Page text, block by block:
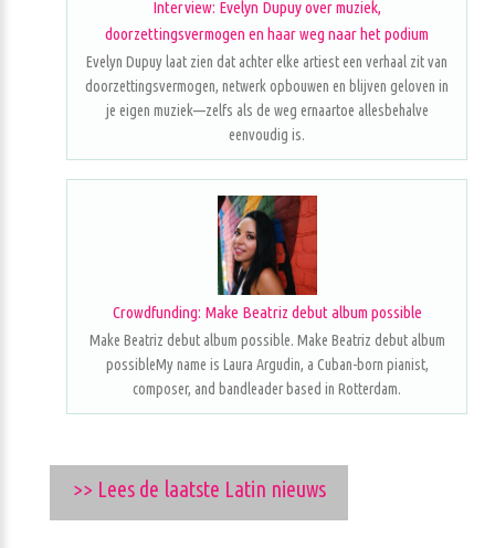
Interview: Evelyn Dupuy over muziek,
doorzettingsvermogen en haar weg naar het podium
Evelyn Dupuy laat zien dat achter elke artiest een verhaal zit van
doorzettingsvermogen, netwerk opbouwen en blijven geloven in
je eigen muziek—zelfs als de weg ernaartoe allesbehalve
eenvoudig is.
Crowdfunding: Make Beatriz debut album possible
Make Beatriz debut album possible. Make Beatriz debut album
possibleMy name is Laura Argudin, a Cuban-born pianist,
composer, and bandleader based in Rotterdam.
>> Lees de laatste Latin nieuws